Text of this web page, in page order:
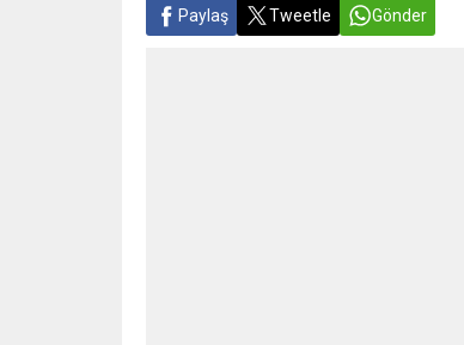
Paylaş Tweetle Gönder